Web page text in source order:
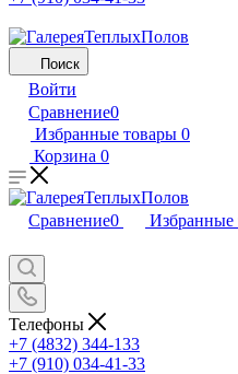
Поиск
Войти
Сравнение0
Избранные товары 0
Корзина 0
Сравнение0 Избранные
Телефоны
+7 (4832) 344-133
+7 (910) 034-41-33